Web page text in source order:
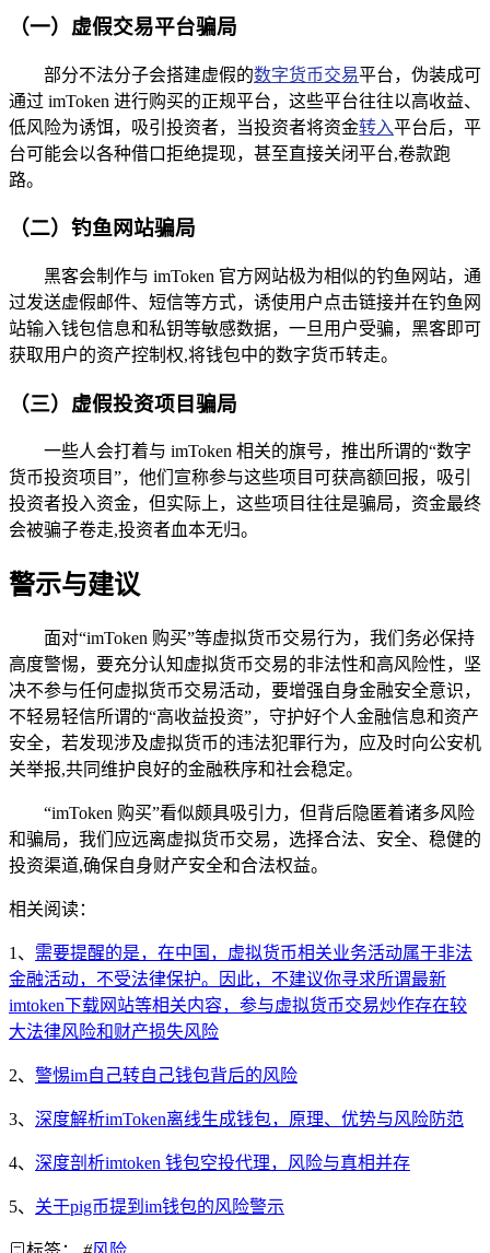
（一）虚假交易平台骗局
部分不法分子会搭建虚假的数字货币交易平台，伪装成可
通过 imToken 进行购买的正规平台，这些平台往往以高收益、
低风险为诱饵，吸引投资者，当投资者将资金转入平台后，平
台可能会以各种借口拒绝提现，甚至直接关闭平台,卷款跑
路。
（二）钓鱼网站骗局
黑客会制作与 imToken 官方网站极为相似的钓鱼网站，通
过发送虚假邮件、短信等方式，诱使用户点击链接并在钓鱼网
站输入钱包信息和私钥等敏感数据，一旦用户受骗，黑客即可
获取用户的资产控制权,将钱包中的数字货币转走。
（三）虚假投资项目骗局
一些人会打着与 imToken 相关的旗号，推出所谓的“数字
货币投资项目”，他们宣称参与这些项目可获高额回报，吸引
投资者投入资金，但实际上，这些项目往往是骗局，资金最终
会被骗子卷走,投资者血本无归。
警示与建议
面对“imToken 购买”等虚拟货币交易行为，我们务必保持
高度警惕，要充分认知虚拟货币交易的非法性和高风险性，坚
决不参与任何虚拟货币交易活动，要增强自身金融安全意识，
不轻易轻信所谓的“高收益投资”，守护好个人金融信息和资产
安全，若发现涉及虚拟货币的违法犯罪行为，应及时向公安机
关举报,共同维护良好的金融秩序和社会稳定。
“imToken 购买”看似颇具吸引力，但背后隐匿着诸多风险
和骗局，我们应远离虚拟货币交易，选择合法、安全、稳健的
投资渠道,确保自身财产安全和合法权益。
相关阅读：
1、 需要提醒的是，在中国，虚拟货币相关业务活动属于非法
金融活动，不受法律保护。因此，不建议你寻求所谓最新
imtoken下载网站等相关内容，参与虚拟货币交易炒作存在较
大法律风险和财产损失风险
2、 警惕im自己转自己钱包背后的风险
3、 深度解析imToken离线生成钱包，原理、优势与风险防范
4、 深度剖析imtoken 钱包空投代理，风险与真相并存
5、 关于pig币提到im钱包的风险警示